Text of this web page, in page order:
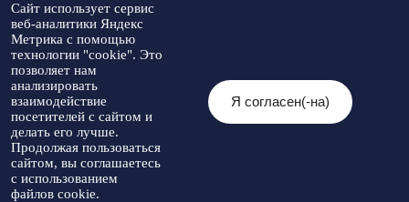
Телефон доверия:
8(86565)2-05-01
Мы в социальных
сетях:
Контакты
© 2026 Администрация Туркменского
муниципального округа
Ставропольского края
При использовании материалов
необходимо указывать источник
публикации
Сайт использует сервис
веб-аналитики Яндекс
Метрика с помощью
технологии "cookie". Это
позволяет нам
анализировать
взаимодействие
посетителей с сайтом и
делать его лучше.
Продолжая пользоваться
сайтом, вы соглашаетесь
с использованием
файлов cookie.
Я согласен(-на)